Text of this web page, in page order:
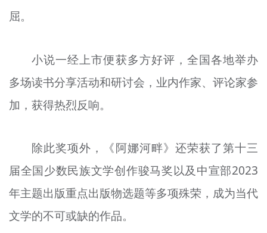
屈。
小说一经上市便获多方好评，全国各地举办
多场读书分享活动和研讨会，业内作家、评论家参
加，获得热烈反响。
除此奖项外，《阿娜河畔》还荣获了第十三
届全国少数民族文学创作骏马奖以及中宣部2023
年主题出版重点出版物选题等多项殊荣，成为当代
文学的不可或缺的作品。